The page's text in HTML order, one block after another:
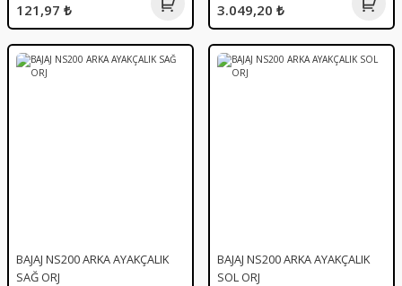
121,97 ₺ 3.049,20 ₺
BAJAJ NS200 ARKA AYAKÇALIK
SAĞ ORJ
BAJAJ NS200 ARKA AYAKÇALIK
SOL ORJ